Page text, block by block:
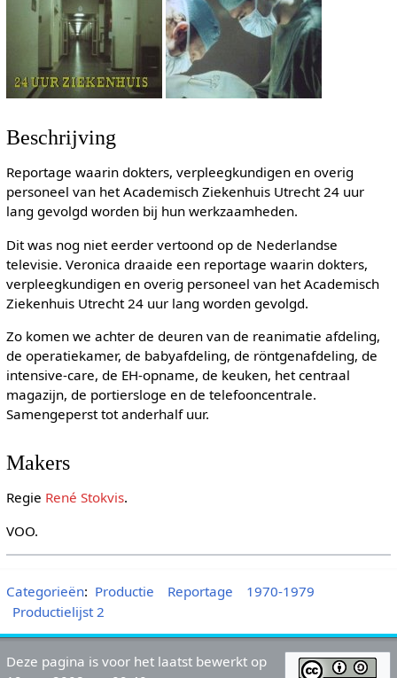
Beschrijving
Reportage waarin dokters, verpleegkundigen en overig
personeel van het Academisch Ziekenhuis Utrecht 24 uur
lang gevolgd worden bij hun werkzaamheden.
Dit was nog niet eerder vertoond op de Nederlandse
televisie. Veronica draaide een reportage waarin dokters,
verpleegkundigen en overig personeel van het Academisch
Ziekenhuis Utrecht 24 uur lang worden gevolgd.
Zo komen we achter de deuren van de reanimatie afdeling,
de operatiekamer, de babyafdeling, de röntgenafdeling, de
intensive-care, de EH-opname, de keuken, het centraal
magazijn, de portiersloge en de telefooncentrale.
Samengeperst tot anderhalf uur.
Makers
Regie René Stokvis.
VOO.
Categorieën: Productie Reportage
1970-1979
Productielijst 2
Deze pagina is voor het laatst bewerkt op